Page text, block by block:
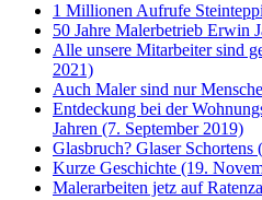
1 Millionen Aufrufe
50 Jahre Malerbetrieb Erwin
Alle unsere Mitarbeiter sind
2021)
Auch Maler sind nur
Entdeckung bei der
Jahren (7. September 2019)
Glasbruch? Glaser Schortens
Kurze Geschichte (19.
Malerarbeiten jetz auf